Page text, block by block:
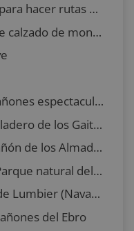
Consejos básicos para hacer rutas por cañones espectaculares de España a pie y evitar complicaciones
Utiliza siempre calzado de montaña
Rutas rutas por cañones espectaculares de España que puedes hacer a pie
Ruta del Desfiladero de los Gaitanes o Caminito del Rey
Ruta por el Cañón de los Almadenes
La ruta en el Parque natural del Cañón del río Lobos
Una ruta Foz de Lumbier (Navarra)
del Ebro